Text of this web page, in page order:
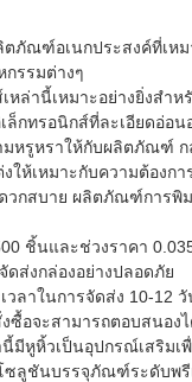
ตภัณฑ์อเนกประสงค์ที่เ
รรมต่างๆ
หล่านี้เหมาะอย่างยิ่งส
กทรอนิกส์ที่ละเอียดอ่อน
หรูหราให้กับผลิตภัณฑ์ ก
ให้เหมาะกับความต้องก
วกสบาย ผลิตภัณฑ์การพิ
ชิ้นและช่วงราคา
ดส่งกล่องอย่างปลอดภัย
เวลาในการจัดส่ง 10-
ซื้อจะสามารถตอบสนอง
มีหูหิ้วเป็นอุปกรณ์เสริมเ
ซลูชันบรรจุภัณฑ์ระดับพรี